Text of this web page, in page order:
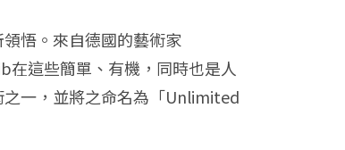
悟。來自德國的藝術家
這些簡單、有機，同時也是人
一，並將之命名為「Unlimited